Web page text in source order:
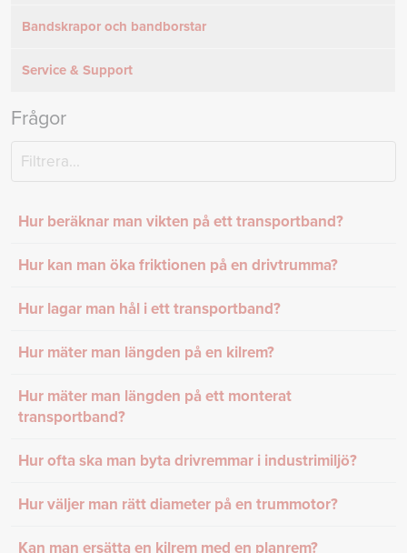
Bandskrapor och bandborstar
Service & Support
Frågor
Hur beräknar man vikten på ett transportband?
Hur kan man öka friktionen på en drivtrumma?
Hur lagar man hål i ett transportband?
Hur mäter man längden på en kilrem?
Hur mäter man längden på ett monterat
transportband?
Hur ofta ska man byta drivremmar i industrimiljö?
Hur väljer man rätt diameter på en trummotor?
Kan man ersätta en kilrem med en planrem?